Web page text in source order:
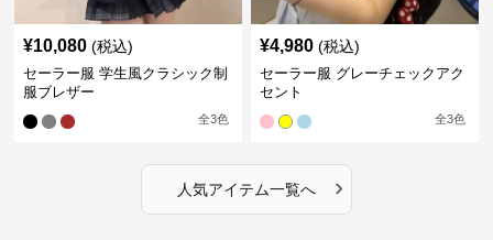
¥10,080 (税込)
セーラー服 学生風クラシック制
服ブレザー
全3色
¥4,980 (税込)
セーラー服 グレーチェックアク
セント
全3色
人気アイテム一覧へ ›